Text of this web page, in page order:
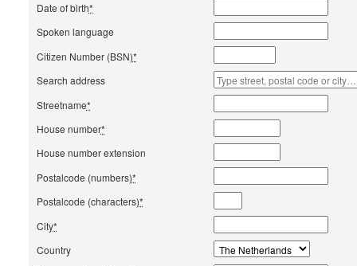
Date of birth*
Spoken language
Citizen Number (BSN)*
Search address
Streetname*
House number*
House number extension
Postalcode (numbers)*
Postalcode (characters)*
City*
Country